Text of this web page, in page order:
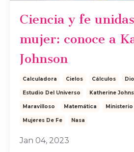
Ciencia y fe
mujer: conoce a
Johnson
Calculadora Cielos Cálculos
Estudio Del Universo Katherine
Maravilloso Matemática Ministerio
Mujeres De Fe Nasa
Jan 04, 2023